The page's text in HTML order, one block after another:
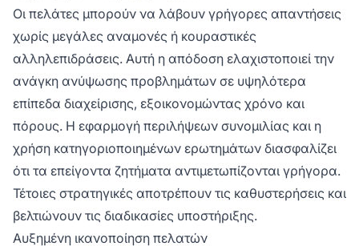
Οι πελάτες μπορούν να λάβουν γρήγορες απαντήσεις
χωρίς μεγάλες αναμονές ή κουραστικές
αλληλεπιδράσεις. Αυτή η απόδοση ελαχιστοποιεί την
ανάγκη ανύψωσης προβλημάτων σε υψηλότερα
επίπεδα διαχείρισης, εξοικονομώντας χρόνο και
πόρους. Η εφαρμογή περιλήψεων συνομιλίας και η
χρήση κατηγοριοποιημένων ερωτημάτων διασφαλίζει
ότι τα επείγοντα ζητήματα αντιμετωπίζονται γρήγορα.
Τέτοιες στρατηγικές αποτρέπουν τις καθυστερήσεις και
βελτιώνουν τις διαδικασίες υποστήριξης.
Αυξημένη ικανοποίηση πελατών